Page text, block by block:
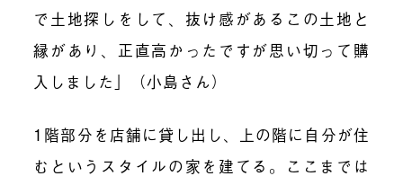
で土地探しをして、抜け感があるこの土地と
縁があり、正直高かったですが思い切って購
入しました」（小島さん）
1階部分を店舗に貸し出し、上の階に自分が住
むというスタイルの家を建てる。ここまでは